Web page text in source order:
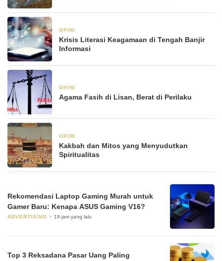
OPINI
Krisis Literasi Keagamaan di Tengah Banjir
Informasi
OPINI
Agama Fasih di Lisan, Berat di Perilaku
OPINI
Kakbah dan Mitos yang Menyudutkan
Spiritualitas
Rekomendasi Laptop Gaming Murah untuk
Gamer Baru: Kenapa ASUS Gaming V16?
ADVERTISING 19 jam yang lalu
Top 3 Reksadana Pasar Uang Paling